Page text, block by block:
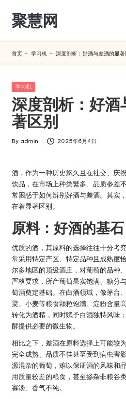
Skip
content
聚慧网
首页 - 学习机 - 深度剖析：好酒与差酒的显著
Posted
学习机
深度剖析：好酒
著区别​
Posted
By admin 2025年6月4日
酒，作为一种历史悠久且在社交、庆
饮品，在市场上种类繁多、品质参差
常困惑于如何辨别好酒与差酒。其实
在着显著区别。
原料：好酒的基石
优质的酒，其原料的选择往往十分考
常采用特定产区、特定品种且成熟度
尔多地区的顶级酒庄，对葡萄的品种
严格要求，所产葡萄果实饱满、糖分
萄酒奠定基础。在白酒领域，像茅台
粱、小麦等粮食颗粒饱满、淀粉含量
转化为酒精，同时赋予白酒独特风味
酵提供必要的微生物。
相比之下，差酒在原料选择上可能较
完全成熟、品质不佳甚至受到病虫害
源混杂的葡萄，难以保证酒的风味和
用质量较差的粮食，甚至掺杂非粮谷
寡淡、香气不纯。